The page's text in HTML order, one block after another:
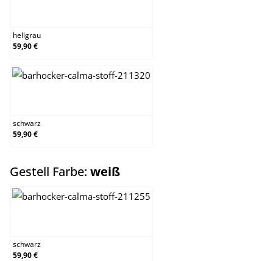
hellgrau
59,90 €
schwarz
59,90 €
Gestell Farbe: weißauswählen
schwarz
59,90 €